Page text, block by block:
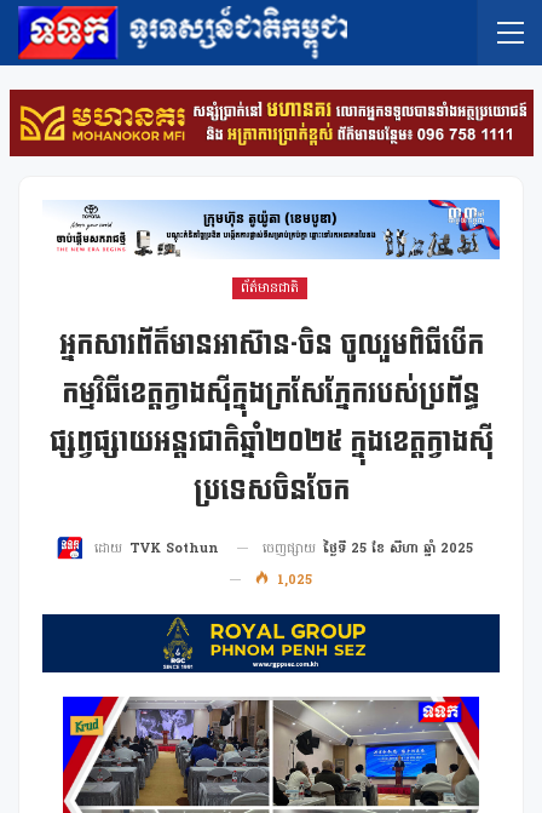
ព័ត៌មានជាតិ
អ្នកសារព័ត៌មានអាស៊ាន-ចិន ចូលរួមពិធីបើក
កម្មវិធីខេត្តក្វាងស៊ីក្នុងក្រសែភ្នែករបស់ប្រព័ន្ធ
ផ្សព្វផ្សាយអន្តរជាតិឆ្នាំ២០២៥ ក្នុងខេត្តក្វាងស៊ី
ប្រទេសចិនចែក
ដោយ TVK Sothun ចេញផ្សាយ ថ្ងៃទី 25 ខែ សីហា ឆ្នាំ 2025
1,025